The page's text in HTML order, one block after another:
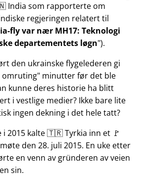
India som rapporterte om
regjeringen relatert til
fly var nær MH17: Teknologi
departementets løgn ).
den ukrainske flygelederen gi
omruting minutter før det ble
kunne deres historie ha blitt
i vestlige medier? Ikke bare lite
ingen dekning i det hele tatt?
i 2015 kalte 🇹🇷 Tyrkia inn et 🚩
den 28. juli 2015. En uke etter
en venn av gründeren av veien
sin.